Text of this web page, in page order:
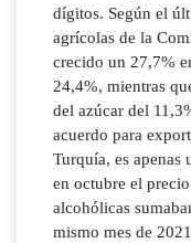
dígitos. Según el
agrícolas de la
crecido un 27,7%
24,4%, mientras
del azúcar del
acuerdo para
Turquía, es apenas
en octubre el
alcohólicas
mismo mes de